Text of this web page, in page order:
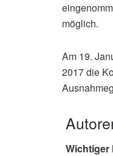
möglich.
Am 19.
2017 die
Wichtiger